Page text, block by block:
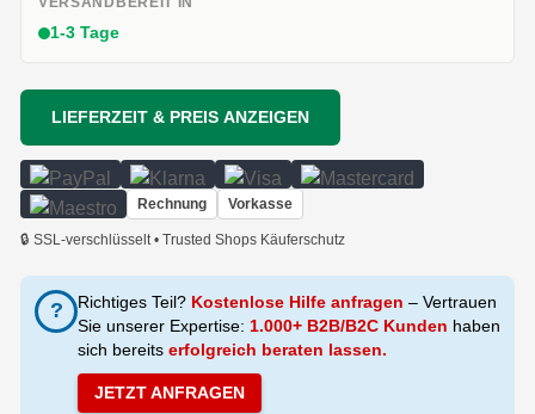
1-3 Tage
LIEFERZEIT & PREIS ANZEIGEN
Rechnung Vorkasse
🔒 SSL-verschlüsselt • Trusted Shops Käuferschutz
? Richtiges Teil? Kostenlose Hilfe anfragen – Vertrauen
Sie unserer Expertise: 1.000+ B2B/B2C Kunden haben
sich bereits erfolgreich beraten lassen.
JETZT ANFRAGEN